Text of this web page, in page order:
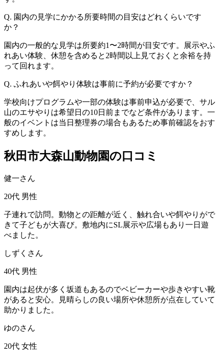
Q. 園内の見学にかかる所要時間の目安はどれくらいです
か？
園内の一般的な見学は所要約1〜2時間が目安です。展示やふ
れあい体験、休憩を含めると2時間以上見ておくと余裕を持
って回れます。
Q. ふれあいや餌やり体験は事前に予約が必要ですか？
学校向けプログラムや一部の体験は事前申込が必要で、サル
山のエサやりは希望日の10日前までなど条件があります。一
般のイベントは当日整理券の場合もあるため事前確認をおす
すめします。
秋田市大森山動物園の口コミ
健一さん
20代 男性
子連れで訪問。動物との距離が近く、触れ合いや餌やりがで
きて子どもが大喜び。敷地内にSL展示や広場もあり一日遊
べました。
しずくさん
40代 男性
園内は起伏が多く坂道もあるのでベビーカーや歩きやすい靴
があると安心。見晴らしの良い場所や休憩所が点在していて
助かりました。
ゆのさん
20代 女性